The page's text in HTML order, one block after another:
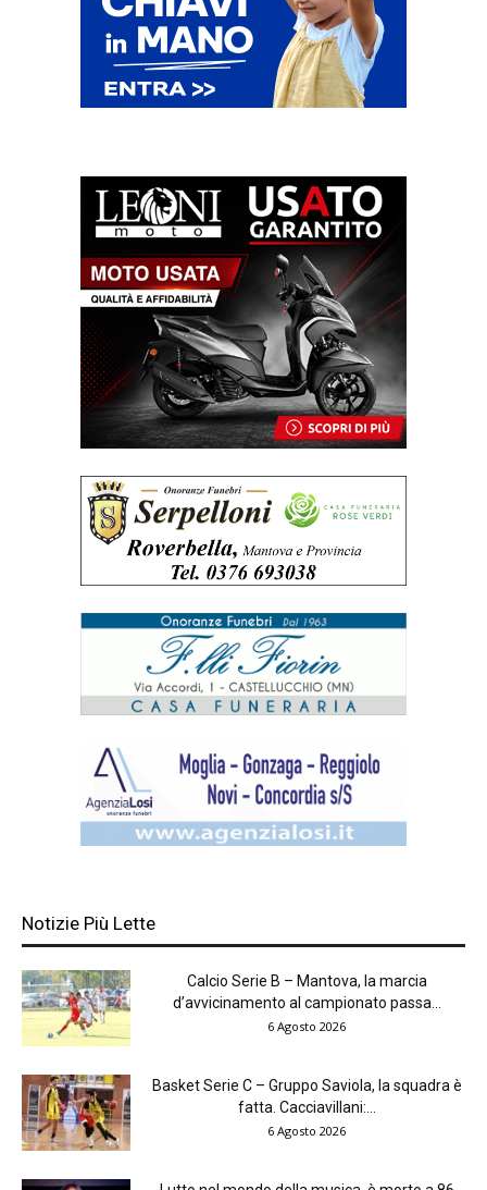
Notizie Più Lette
Calcio Serie B – Mantova, la marcia
d’avvicinamento al campionato passa...
6 Agosto 2026
Basket Serie C – Gruppo Saviola, la squadra è
fatta. Cacciavillani:...
6 Agosto 2026